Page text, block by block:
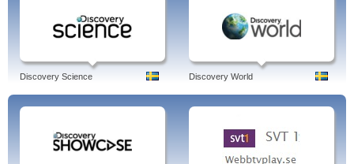
Discovery Science Discovery World